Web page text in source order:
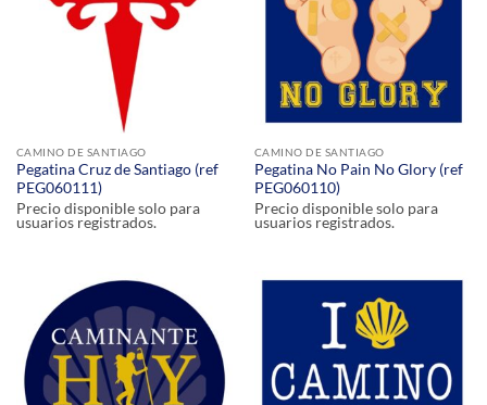
CAMINO DE SANTIAGO
Pegatina Cruz de Santiago (ref
PEG060111)
Precio disponible solo para
usuarios registrados.
CAMINO DE SANTIAGO
Pegatina No Pain No Glory (ref
PEG060110)
Precio disponible solo para
usuarios registrados.